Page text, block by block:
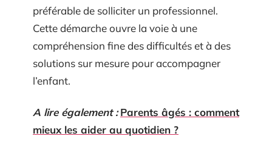
préférable de solliciter un professionnel.
Cette démarche ouvre la voie à une
compréhension fine des difficultés et à des
solutions sur mesure pour accompagner
l’enfant.
A lire également : Parents âgés : comment
mieux les aider au quotidien ?